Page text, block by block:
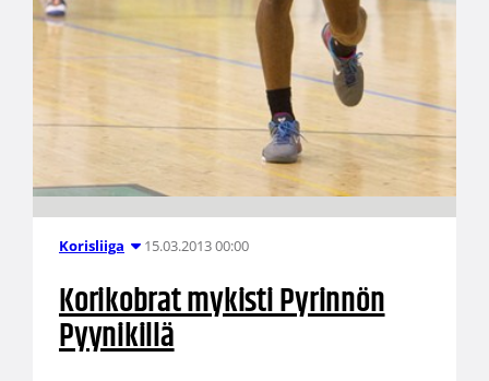
Korisliiga 15.03.2013 00:00
Korikobrat mykisti Pyrinnön
Pyynikillä